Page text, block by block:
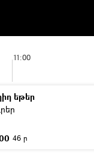
11:00
եթեր
46 ր